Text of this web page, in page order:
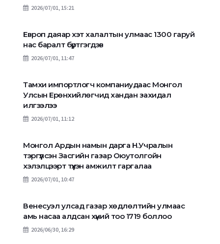
2026/07/01, 15:21
Европ даяар хэт халалтын улмаас 1300 гаруй
нас баралт бүртгэгдэв
2026/07/01, 11:47
Тамхи импортлогч компаниудаас Монгол
Улсын Ерөнхийлөгчид хандан захидал
илгээлээ
2026/07/01, 11:12
Монгол Ардын намын дарга Н.Учралын
тэргүүлсэн Засгийн газар Оюутолгойн
хэлэлцээрт түүхэн амжилт гаргалаа
2026/07/01, 10:47
Венесуэл улсад газар хөдлөлтийн улмаас
амь насаа алдсан хүний тоо 1719 боллоо
2026/06/30, 16:29